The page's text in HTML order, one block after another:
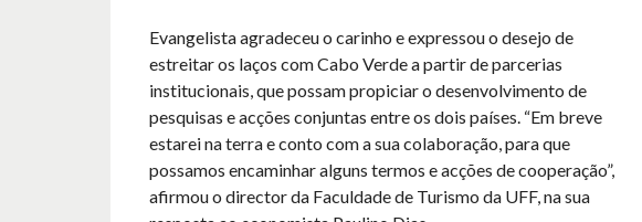
Evangelista agradeceu o carinho e expressou o desejo de
estreitar os laços com Cabo Verde a partir de parcerias
institucionais, que possam propiciar o desenvolvimento de
pesquisas e acções conjuntas entre os dois países. “Em breve
estarei na terra e conto com a sua colaboração, para que
possamos encaminhar alguns termos e acções de cooperação”,
afirmou o director da Faculdade de Turismo da UFF, na sua